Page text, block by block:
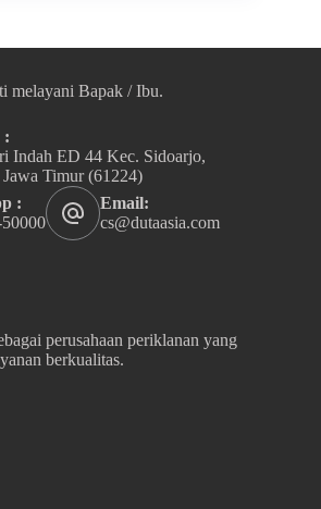
melayani Bapak / Ibu.
:
Indah ED 44 Kec. Sidoarjo,
Timur (61224)
:
Email:
cs@dutaasia.com
perusahaan periklanan yang
berkualitas.